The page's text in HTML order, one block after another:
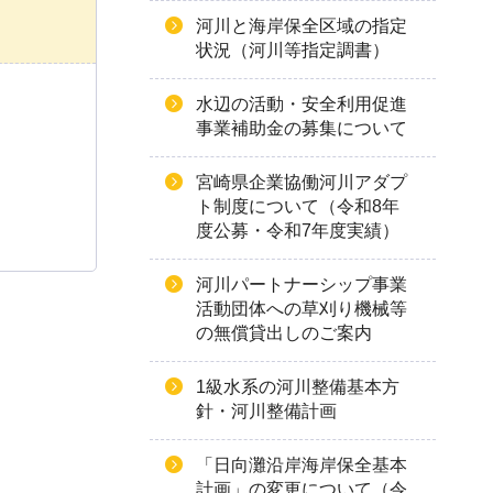
河川と海岸保全区域の指定
状況（河川等指定調書）
水辺の活動・安全利用促進
事業補助金の募集について
宮崎県企業協働河川アダプ
ト制度について（令和8年
度公募・令和7年度実績）
河川パートナーシップ事業
活動団体への草刈り機械等
の無償貸出しのご案内
1級水系の河川整備基本方
針・河川整備計画
「日向灘沿岸海岸保全基本
計画」の変更について（令